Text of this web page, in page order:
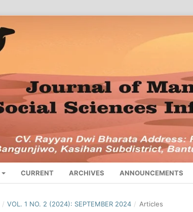
CURRENT ARCHIVES ANNOUNCEMENTS
/ VOL. 1 NO. 2 (2024): SEPTEMBER 2024 / Articles